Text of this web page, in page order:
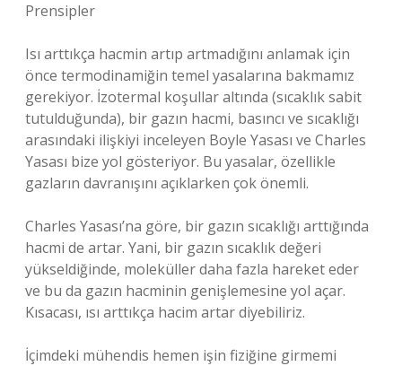
Prensipler
Isı arttıkça hacmin artıp artmadığını anlamak için
önce termodinamiğin temel yasalarına bakmamız
gerekiyor. İzotermal koşullar altında (sıcaklık sabit
tutulduğunda), bir gazın hacmi, basıncı ve sıcaklığı
arasındaki ilişkiyi inceleyen Boyle Yasası ve Charles
Yasası bize yol gösteriyor. Bu yasalar, özellikle
gazların davranışını açıklarken çok önemli.
Charles Yasası’na göre, bir gazın sıcaklığı arttığında
hacmi de artar. Yani, bir gazın sıcaklık değeri
yükseldiğinde, moleküller daha fazla hareket eder
ve bu da gazın hacminin genişlemesine yol açar.
Kısacası, ısı arttıkça hacim artar diyebiliriz.
İçimdeki mühendis hemen işin fiziğine girmemi